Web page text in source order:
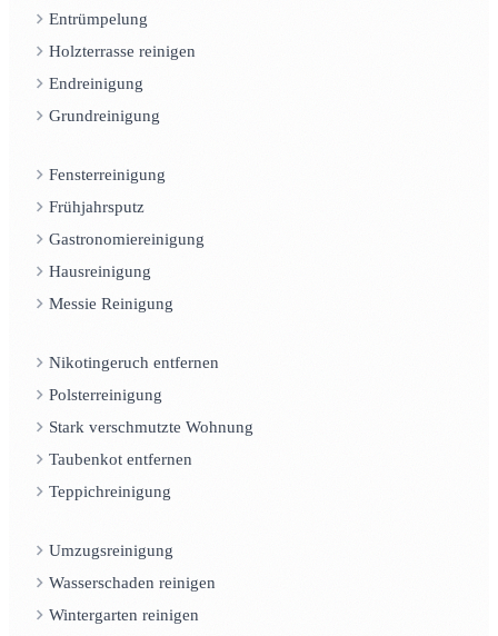
Entrümpelung
Holzterrasse reinigen
Endreinigung
Grundreinigung
Fensterreinigung
Frühjahrsputz
Gastronomiereinigung
Hausreinigung
Messie Reinigung
Nikotingeruch entfernen
Polsterreinigung
Stark verschmutzte Wohnung
Taubenkot entfernen
Teppichreinigung
Umzugsreinigung
Wasserschaden reinigen
Wintergarten reinigen